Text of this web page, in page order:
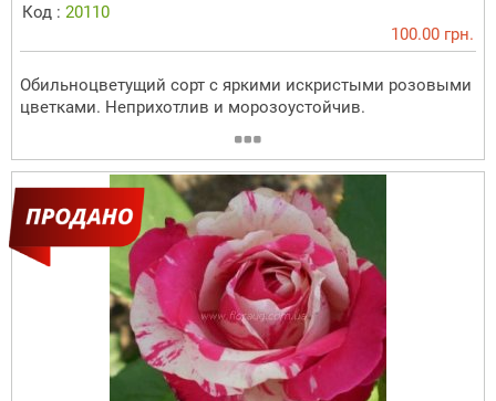
Код : 20110
100.00 грн.
Обильноцветущий сорт с яркими искристыми розовыми
цветками. Неприхотлив и морозоустойчив.